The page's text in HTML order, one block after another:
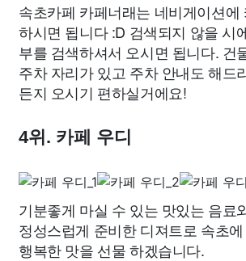
속초카페 카페너래는 네비게이션에
하시면 됩니다 :D 검색되지 않을 시
부를 검색하셔서 오시면 됩니다. 건
주차 자리가 있고 주차 안내도 해드
든지 오시기 편하실거에요!
4위. 카페 우디
기분좋게 마실 수 있는 맛있는 음료
정성스럽게 준비한 디져트로 속초
행복한 맛을 선물 하겠습니다.